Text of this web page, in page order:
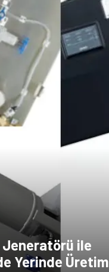
Jeneratörü ile
Yerinde Üretim